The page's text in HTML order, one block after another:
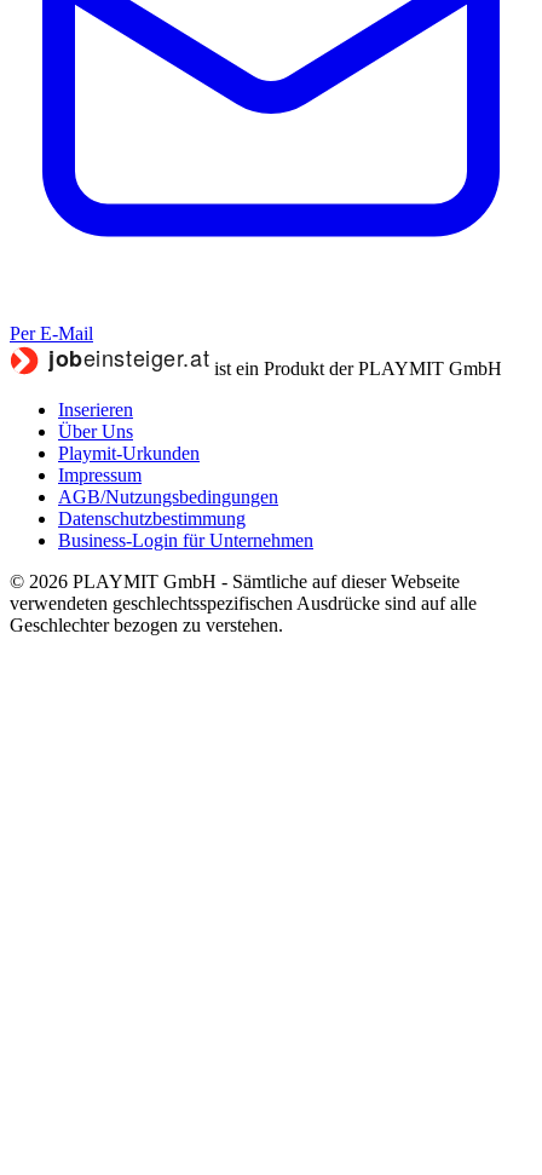
Per E-Mail
ist ein Produkt der PLAYMIT GmbH
Inserieren
Über Uns
Playmit-Urkunden
Impressum
AGB/Nutzungsbedingungen
Datenschutzbestimmung
Business-Login für Unternehmen
© 2026 PLAYMIT GmbH - Sämtliche auf dieser Webseite
verwendeten geschlechtsspezifischen Ausdrücke sind auf alle
Geschlechter bezogen zu verstehen.